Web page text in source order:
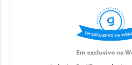
A minha curiosidade levou-me a
aprofundar o meu conhecimento
e mais tarde Jornalismo, para
capacidades de comunicação.
astróloga, permitindo-me oferecer
Em exclusivo na